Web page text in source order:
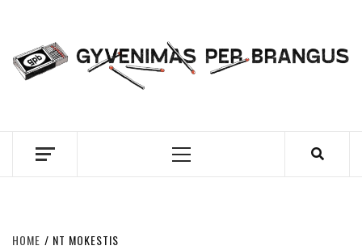
content
BRANGUS
Menu
HOME NT MOKESTIS